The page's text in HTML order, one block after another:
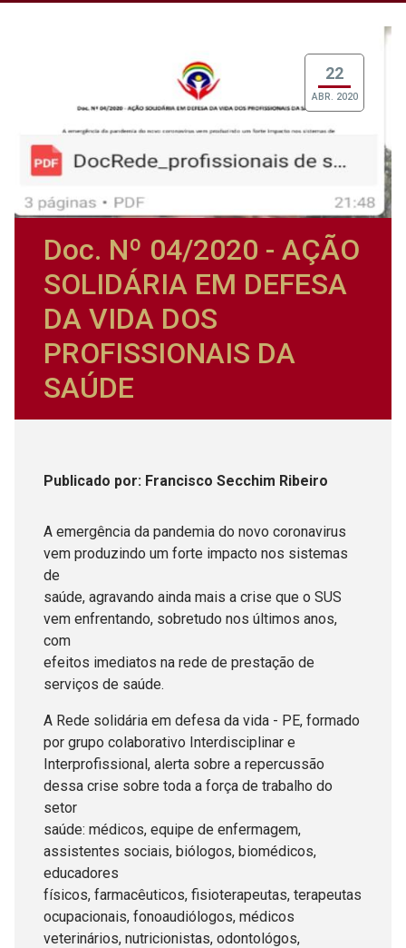
22
ABR. 2020
Doc. Nº 04/2020 - AÇÃO
SOLIDÁRIA EM DEFESA
DA VIDA DOS
PROFISSIONAIS DA
SAÚDE
Publicado por: Francisco Secchim Ribeiro
A emergência da pandemia do novo coronavirus
vem produzindo um forte impacto nos sistemas
de
saúde, agravando ainda mais a crise que o SUS
vem enfrentando, sobretudo nos últimos anos,
com
efeitos imediatos na rede de prestação de
serviços de saúde.
A Rede solidária em defesa da vida - PE, formado
por grupo colaborativo Interdisciplinar e
Interprofissional, alerta sobre a repercussão
dessa crise sobre toda a força de trabalho do
setor
saúde: médicos, equipe de enfermagem,
assistentes sociais, biólogos, biomédicos,
educadores
físicos, farmacêuticos, fisioterapeutas, terapeutas
ocupacionais, fonoaudiólogos, médicos
veterinários, nutricionistas, odontológos,